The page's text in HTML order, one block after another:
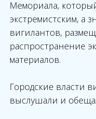
Мемориала,
экстремистским, а
вигилантов,
распространение
материалов.
Городские власти
выслушали и